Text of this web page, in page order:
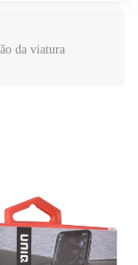
da viatura